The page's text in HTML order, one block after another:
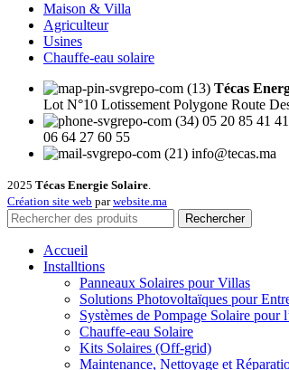
Maison & Villa
Agriculteur
Usines
Chauffe-eau solaire
Técas
Lot N°10 Lotissement Polygone Route
05 20 85 41 41
06 64 27 60 55
info@tecas.ma
2025 Técas Energie Solaire.
Création site web parwebsite.ma
Rechercher
Accueil
Installtions
Panneaux Solaires pour Villas
Solutions Photovoltaïques pour
Systèmes de Pompage Solaire pour
Chauffe-eau Solaire
Kits Solaires (Off-grid)
Maintenance, Nettoyage et